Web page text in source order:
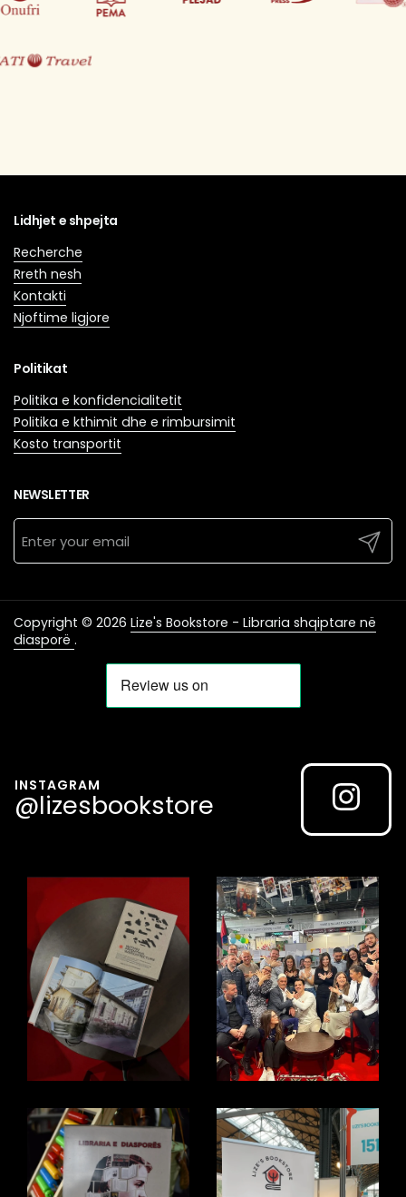
Lidhjet e shpejta
Recherche
Rreth nesh
Kontakti
Njoftime ligjore
Politikat
Politika e konfidencialitetit
Politika e kthimit dhe e rimbursimit
Kosto transportit
NEWSLETTER
Submit
Copyright © 2026 Lize's Bookstore - Libraria shqiptare në
diasporë .
INSTAGRAM
@lizesbookstore